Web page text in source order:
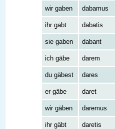
wir gaben dabamus
ihr gabt dabatis
sie gaben dabant
ich gäbe darem
du gäbest dares
er gäbe daret
wir gäben daremus
ihr gäbt daretis